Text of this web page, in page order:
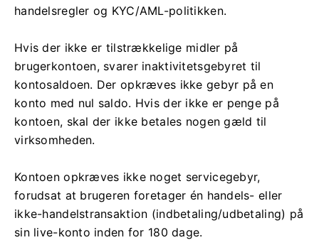
handelsregler og KYC/AML-politikken.
Hvis der ikke er tilstrækkelige midler på
brugerkontoen, svarer inaktivitetsgebyret til
kontosaldoen. Der opkræves ikke gebyr på en
konto med nul saldo. Hvis der ikke er penge på
kontoen, skal der ikke betales nogen gæld til
virksomheden.
Kontoen opkræves ikke noget servicegebyr,
forudsat at brugeren foretager én handels- eller
ikke-handelstransaktion (indbetaling/udbetaling) på
sin live-konto inden for 180 dage.